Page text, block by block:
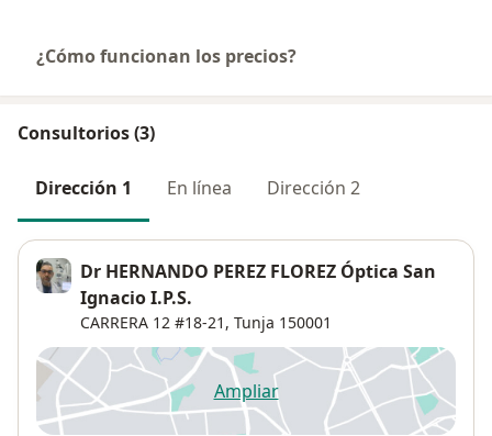
¿Cómo funcionan los precios?
Consultorios (3)
Dirección 1 En línea Dirección 2
Dr HERNANDO PEREZ FLOREZ Óptica San
Ignacio I.P.S.
CARRERA 12 #18-21, Tunja 150001
Ampliarse abre en una nueva